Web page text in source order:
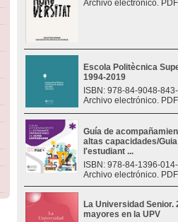
Archivo electrónico.
Escola Politècnica
1994-2019
ISBN: 978-84-9048-
Archivo electrónico.
Guía de
altas capacidades/
l'estudiant ...
ISBN: 978-84-1396-
Archivo electrónico.
La Universidad
mayores en la UPV